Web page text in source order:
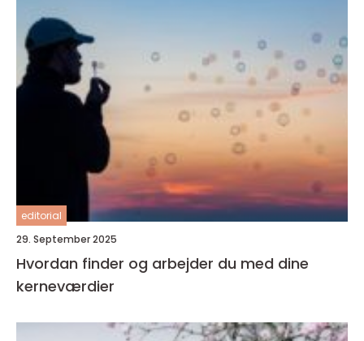
editorial
29. September 2025
Hvordan finder og arbejder du med dine
kerneværdier